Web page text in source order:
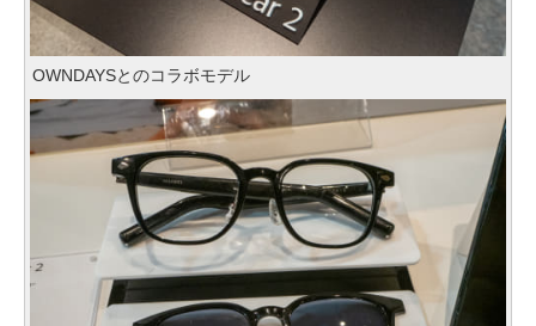
OWNDAYSとのコラボモデル